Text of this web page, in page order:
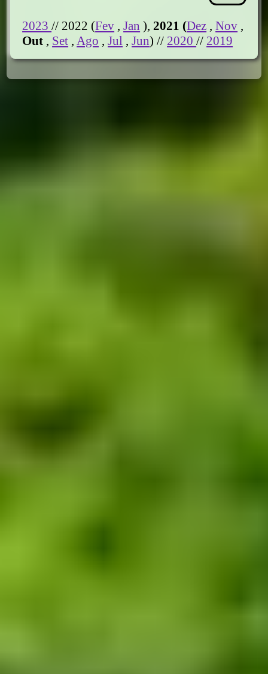
2023// 2022 (Fev ,Jan ),2021 (Dez ,Nov ,
Out , Set , Ago ,Jul ,Jun) // 2020// 2019